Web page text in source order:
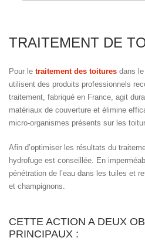
TRAITEMENT DE
Pour le traitement des toitures dans le
utilisent des produits professionnels
traitement, fabriqué en France, agit
matériaux de couverture et élimine
micro-organismes présents sur les
Afin d’optimiser les résultats du
hydrofuge est conseillée. En
pénétration de l’eau dans les tuiles et
et champignons.
CETTE ACTION A DEUX
PRINCIPAUX :